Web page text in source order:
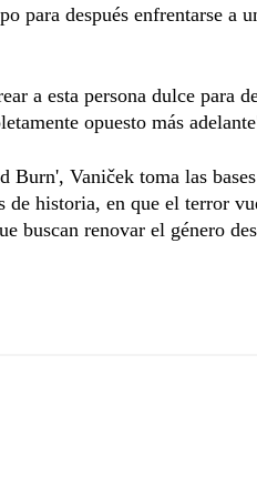
para después enfrentarse a
a esta persona dulce para
opuesto más
Burn', Vaniček toma las
de historia, en que el terror
buscan renovar el género